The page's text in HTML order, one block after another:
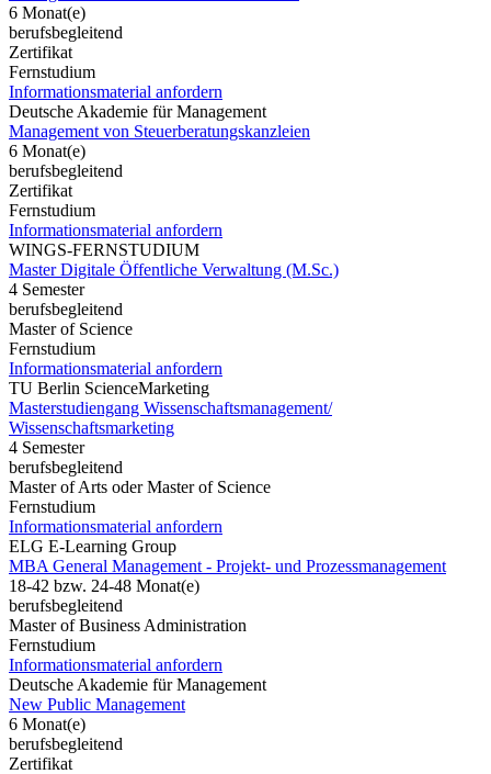
6 Monat(e)
berufsbegleitend
Zertifikat
Fernstudium
Informationsmaterial anfordern
Deutsche Akademie für Management
Management von Steuerberatungskanzleien
6 Monat(e)
berufsbegleitend
Zertifikat
Fernstudium
Informationsmaterial anfordern
WINGS-FERNSTUDIUM
Master Digitale Öffentliche Verwaltung (M.Sc.)
4 Semester
berufsbegleitend
Master of Science
Fernstudium
Informationsmaterial anfordern
TU Berlin ScienceMarketing
Masterstudiengang Wissenschaftsmanagement/
Wissenschaftsmarketing
4 Semester
berufsbegleitend
Master of Arts oder Master of Science
Fernstudium
Informationsmaterial anfordern
ELG E-Learning Group
MBA General Management - Projekt- und Prozessmanagement
18-42 bzw. 24-48 Monat(e)
berufsbegleitend
Master of Business Administration
Fernstudium
Informationsmaterial anfordern
Deutsche Akademie für Management
New Public Management
6 Monat(e)
berufsbegleitend
Zertifikat